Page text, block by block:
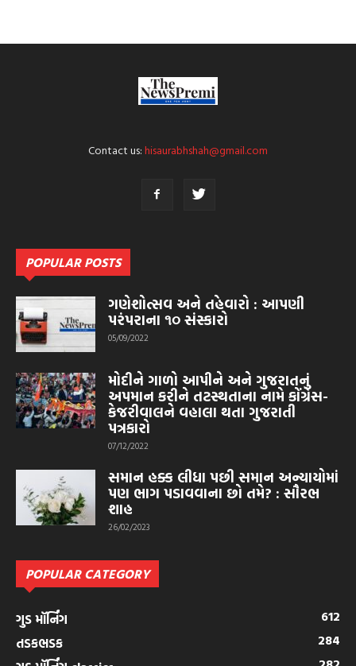
Contact us:hisaurabhshah@gmail.com
POPULAR POSTS
ગણેશોત્સવ અને તહેવારો : આપણી
પરંપરાના ૧૦ સંસ્કારો
05/09/2022
મોદીને ગાળો આપીને અને ગુજરાતનું
અપમાન કરીને તટસ્થતાના નામે કોંગ્રેસ-
કેજરીવાલને વહાલા થતા ગુજરાતી
પત્રકારો
07/12/2022
સમાન હક્ક લીધા પછી સમાન અન્યાયોમાં
પણ ભાગ પડાવવાના છો તમે? : સૌરભ
શાહ
26/02/2023
POPULAR CATEGORY
ગુડ મૉર્નિંગ
612
તડકભડક
284